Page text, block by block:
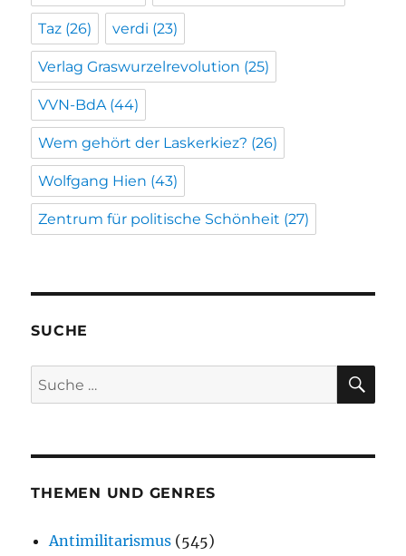
Taz (26) verdi (23)
Verlag Graswurzelrevolution (25)
VVN-BdA(44)
Wem gehört der Laskerkiez? (26)
Wolfgang Hien (43)
Zentrum für politische Schönheit (27)
SUCHE
Suche
nach:
THEMEN UND GENRES
Antimilitarismus (545)